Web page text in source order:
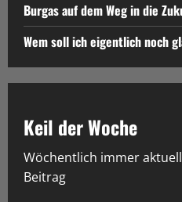
Burgas auf dem Weg in die
Wem soll ich eigentlich noch
Keil der Woche
Wöchentlich immer
Beitrag